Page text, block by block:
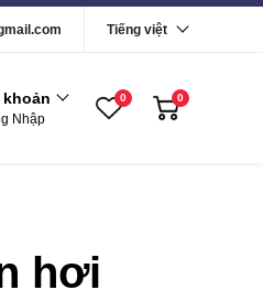
Tiếng việt
khoản
Nhập
0 0
hơi